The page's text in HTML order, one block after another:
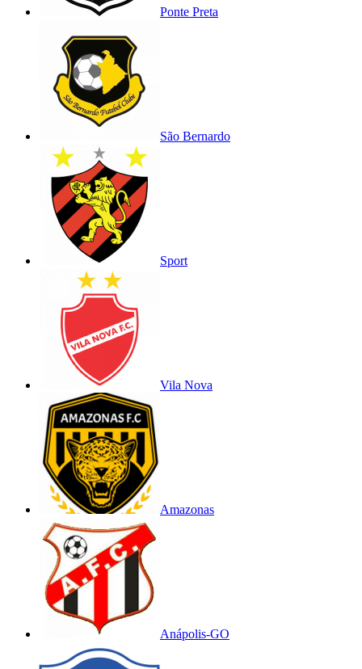
Ponte Preta
São Bernardo
Sport
Vila Nova
Amazonas
Anápolis-GO